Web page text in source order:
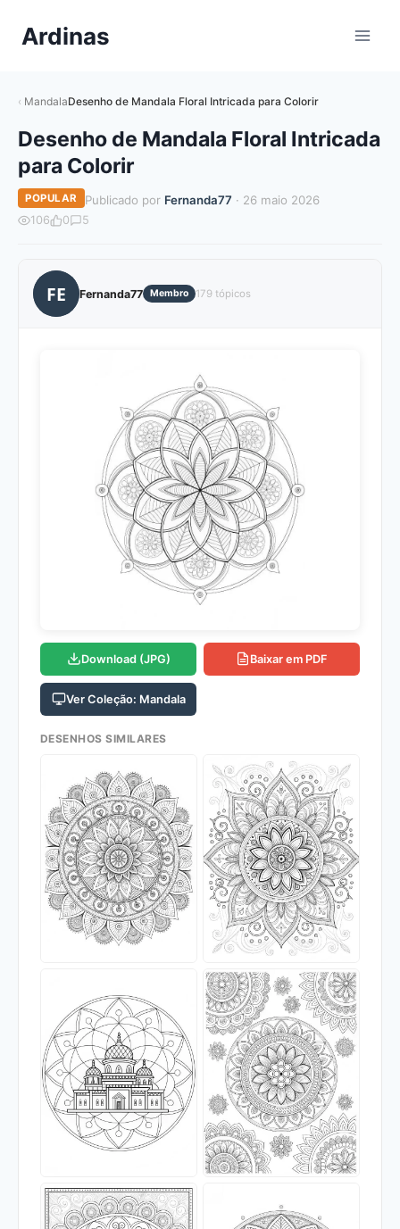
paraArdinas
MandalaDesenho de Mandala Floral Intricada para Colorir
Desenho de Mandala Floral Intricada
para Colorir
POPULAR Publicado por Fernanda77· 26 maio 2026
106 0 5
FE Fernanda77 Membro 179 tópicos
Download (JPG) Baixar em PDF
Ver Coleção: Mandala
DESENHOS SIMILARES